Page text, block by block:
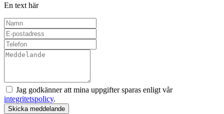
En text här
Jag godkänner att mina uppgifter sparas enligt vår
integritetspolicy.
Skicka meddelande